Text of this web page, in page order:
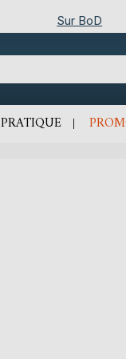
Sur BoD
PRATIQUE